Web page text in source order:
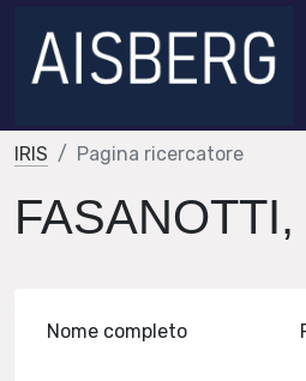
IRIS Pagina ricercatore
Nome completo